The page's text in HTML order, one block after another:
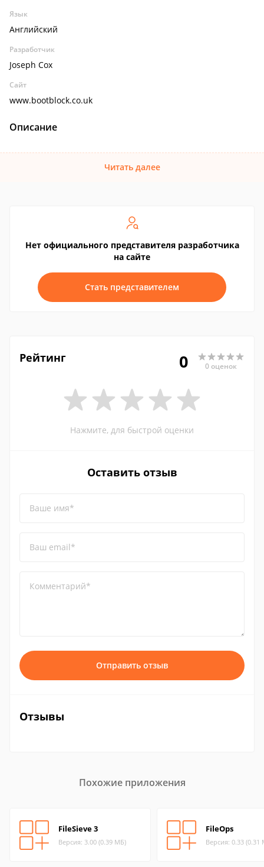
Язык
Английский
Разработчик
Joseph Cox
Сайт
www.bootblock.co.uk
Описание
Читать далее
Нет официального представителя разработчика
на сайте
Стать представителем
Рейтинг 0 0 оценок
Нажмите, для быстрой оценки
Оставить отзыв
Ваше имя*
Ваш email*
Комментарий*
Отправить отзыв
Отзывы
Похожие приложения
FileSieve 3
Версия: 3.00 (0.39 МБ)
FileOps
Версия: 0.33 (0.31